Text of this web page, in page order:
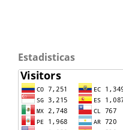
Estadisticas